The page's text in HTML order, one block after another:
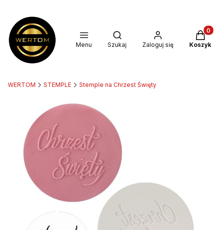
Menu
Otwórz wyszukiwarkę
Szukaj Zaloguj się Koszyk
WERTOM STEMPLE Stemple na Chrzest Święty